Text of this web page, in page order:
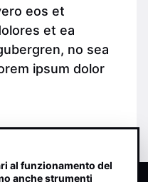
eos et
et ea
no sea
ipsum dolor
al funzionamento del
anche strumenti